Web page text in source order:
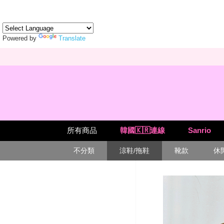
Powered by Translate
所有商品 韓國🇰🇷連線 Sanrio
不分類 涼鞋/拖鞋 靴款 休